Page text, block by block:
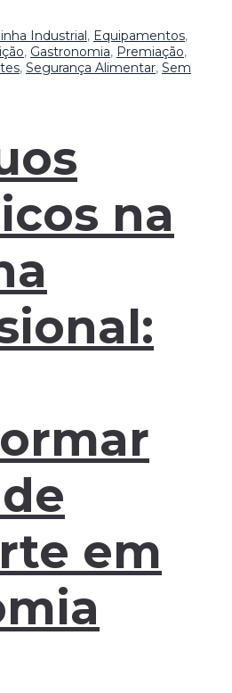
Industrial, Equipamentos,
, Gastronomia, Premiação,
, Segurança Alimentar, Sem
na
em